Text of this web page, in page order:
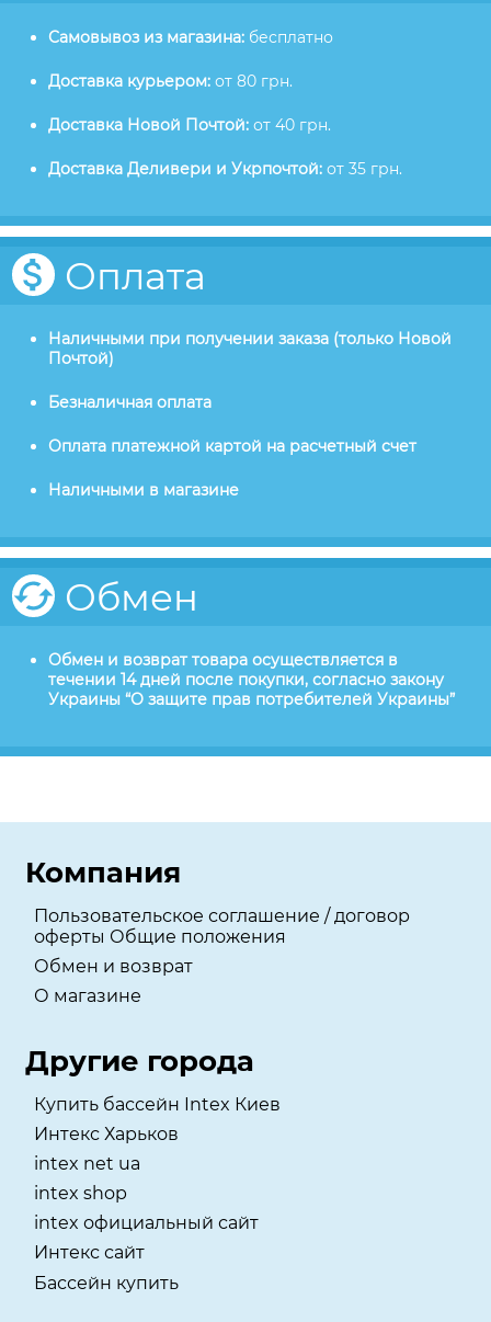
Самовывоз из магазина: бесплатно
Доставка курьером: от 80 грн.
Доставка Новой Почтой: от 40 грн.
Доставка Деливери и Укрпочтой: от 35 грн.
Оплата
Наличными при получении заказа (только Новой
Почтой)
Безналичная оплата
Оплата платежной картой на расчетный счет
Наличными в магазине
Обмен
Обмен и возврат товара осуществляется в
течении 14 дней после покупки, согласно закону
Украины “О защите прав потребителей Украины”
Компания
Пользовательское соглашение / договор
оферты Общие положения
Обмен и возврат
О магазине
Другие города
Купить бассейн Intex Киев
Интекс Харьков
intex net ua
intex shop
intex официальный сайт
Интекс сайт
Бассейн купить